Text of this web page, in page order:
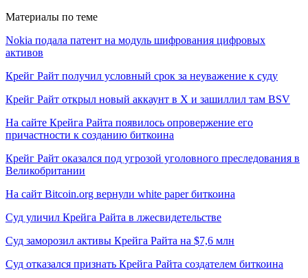
Материалы по теме
Nokia подала патент на модуль шифрования цифровых
активов
Крейг Райт получил условный срок за неуважение к суду
Крейг Райт открыл новый аккаунт в X и зашиллил там BSV
На сайте Крейга Райта появилось опровержение его
причастности к созданию биткоина
Крейг Райт оказался под угрозой уголовного преследования в
Великобритании
На сайт Bitcoin.org вернули white paper биткоина
Суд уличил Крейга Райта в лжесвидетельстве
Суд заморозил активы Крейга Райта на $7,6 млн
Суд отказался признать Крейга Райта создателем биткоина